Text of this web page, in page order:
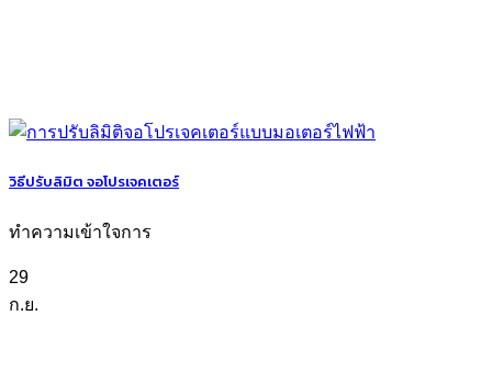
วิธีปรับลิมิต จอโปรเจคเตอร์
ทำความเข้าใจการ
29
ก.ย.